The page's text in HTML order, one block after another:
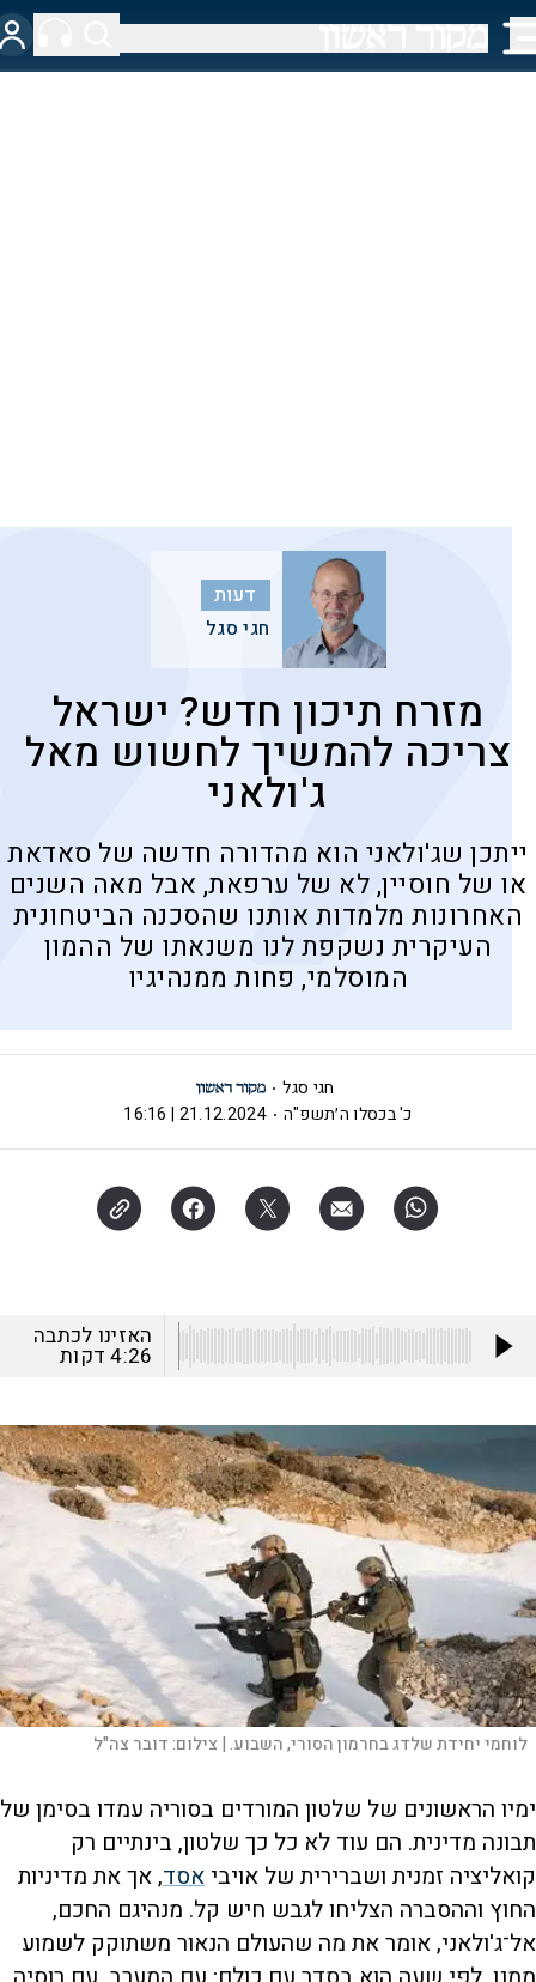
דעות
חגי סגל
מזרח תיכון חדש? ישראל
צריכה להמשיך לחשוש מאל
ג'ולאני
ייתכן שג'ולאני הוא מהדורה חדשה של סאדאת
או של חוסיין, לא של ערפאת, אבל מאה השנים
האחרונות מלמדות אותנו שהסכנה הביטחונית
העיקרית נשקפת לנו משנאתו של ההמון
המוסלמי, פחות ממנהיגיו
חגי סגל
כ' בכסלו ה׳תשפ"ה
21.12.2024 | 16:16
האזינו לכתבה
4:26דקות
לוחמי יחידת שלדג בחרמון הסורי, השבוע. | צילום:דובר צה"ל
ימיו הראשונים של שלטון המורדים בסוריה עמדו בסימן של
תבונה מדינית. הם עוד לא כל כך שלטון, בינתיים רק
קואליציה זמנית ושברירית של אויבי אסד, אך את מדיניות
החוץ וההסברה הצליחו לגבש חיש קל. מנהיגם החכם,
אל־ג'ולאני, אומר את מה שהעולם הנאור משתוקק לשמוע